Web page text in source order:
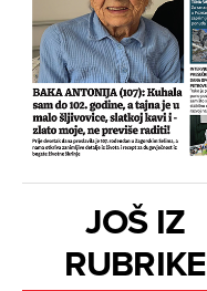
JOŠ IZ
RUBRIKE